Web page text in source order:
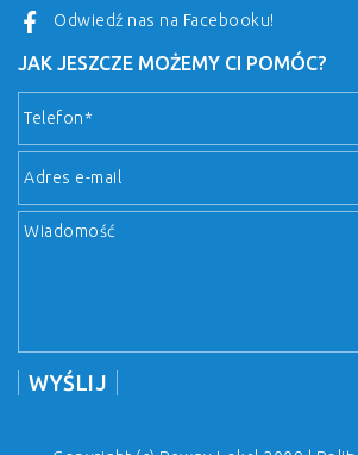
Odwiedź nas na Facebooku!
JAK JESZCZE MOŻEMY CI POMÓC?